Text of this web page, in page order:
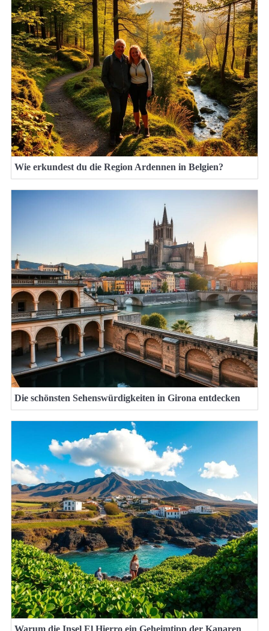
Wie erkundest du die Region Ardennen in Belgien?
Die schönsten Sehenswürdigkeiten in Girona entdecken
Warum die Insel El Hierro ein Geheimtipp der Kanaren